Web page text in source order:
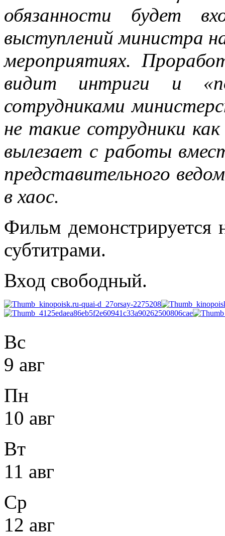
обязанности будет
выступлений министра
мероприятиях.
видит интриги и
сотрудниками
не такие сотрудники
вылезает с работы
представительного
в хаос.
Фильм демонстрируется
субтитрами.
Вход свободный.
Вс
9 авг
Пн
10 авг
Вт
11 авг
Ср
12 авг